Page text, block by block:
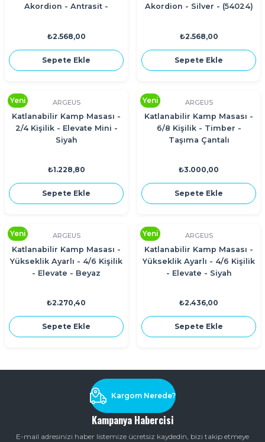
Akordion - Antrasit -
₺2.568,00
Sepete Ekle
Akordion - Silver - (54024)
₺2.568,00
Sepete Ekle
Yeni ARGEUS
Katlanabilir Kamp Masası -
2/4 Kişilik - Elevate Mini -
Siyah
₺1.228,80
Sepete Ekle
Yeni ARGEUS
Katlanabilir Kamp Masası -
6/8 Kişilik - Timber -
Taşıma Çantalı
₺3.000,00
Sepete Ekle
Yeni ARGEUS
Katlanabilir Kamp Masası -
Yükseklik Ayarlı - 4/6 Kişilik
- Elevate - Beyaz
₺2.270,40
Sepete Ekle
Yeni ARGEUS
Katlanabilir Kamp Masası -
Yükseklik Ayarlı - 4/6 Kişilik
- Elevate - Siyah
₺2.436,00
Sepete Ekle
Kampanya Habercisi
E-mail adresinizi haber listemize ücretsiz kaydedin, bizi takip etmeye
Kargom Nerede?